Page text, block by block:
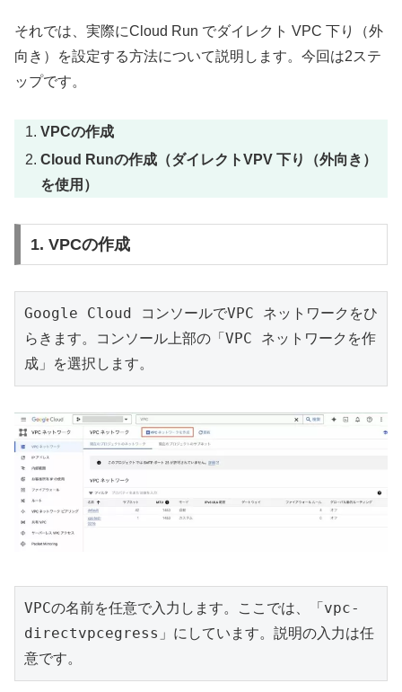
それでは、実際にCloud Run でダイレクト VPC 下り（外
向き）を設定する方法について説明します。今回は2ステ
ップです。
VPCの作成
Cloud Runの作成（ダイレクトVPV 下り（外向き）
を使用）
1. VPCの作成
Google Cloud コンソールでVPC ネットワークをひ
らきます。コンソール上部の「VPC ネットワークを作
成」を選択します。
VPCの名前を任意で入力します。ここでは、「vpc-
directvpcegress」にしています。説明の入力は任
意です。